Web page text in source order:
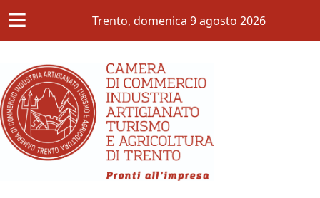
≡ Trento, domenica 9 agosto 2026